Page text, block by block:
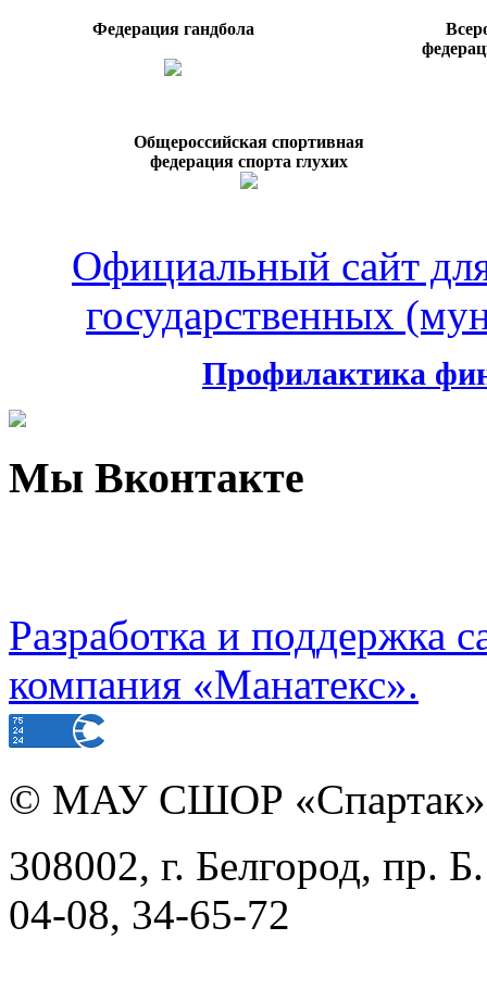
Федерация гандбола
Общероссийская спортивная
федерация спорта глухих
Официальный сайт
государственных
Профилактика
Мы Вконтакте
Разработка и поддержка
компания «Манатекс».
© МАУ СШОР «Спартак»
308002, г. Белгород, пр.
04-08, 34-65-72